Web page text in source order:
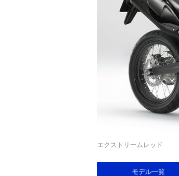
エクストリームレッド
モデル一覧